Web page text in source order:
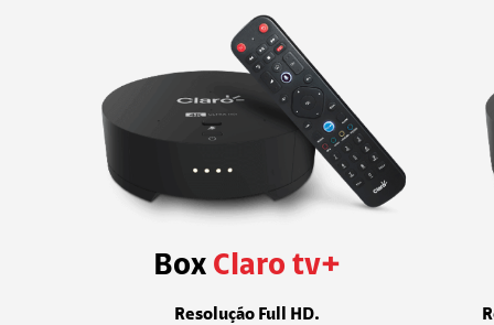
Box Claro tv+
Resolução Full HD.